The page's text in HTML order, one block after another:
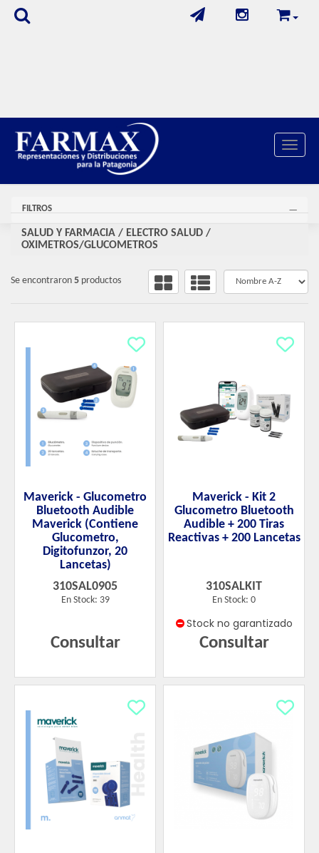
Toggle
FILTROS
SALUD Y FARMACIA / ELECTRO SALUD /
OXIMETROS/GLUCOMETROS
Se encontraron 5 productos
Maverick - Glucometro
Bluetooth Audible
Maverick (Contiene
Glucometro,
Digitofunzor, 20
Lancetas)
310SAL0905
En Stock: 39
Consultar
Maverick - Kit 2
Glucometro Bluetooth
Audible + 200 Tiras
Reactivas + 200 Lancetas
310SALKIT
En Stock: 0
Stock no garantizado
Consultar